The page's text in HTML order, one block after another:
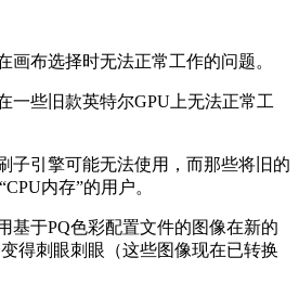
画布选择时无法正常工作的问题。
一些旧款英特尔GPU上无法正常工
子引擎可能无法使用，而那些将旧的
内存”的用户。
基于PQ色彩配置文件的图像在新的
得刺眼刺眼（这些图像现在已转换